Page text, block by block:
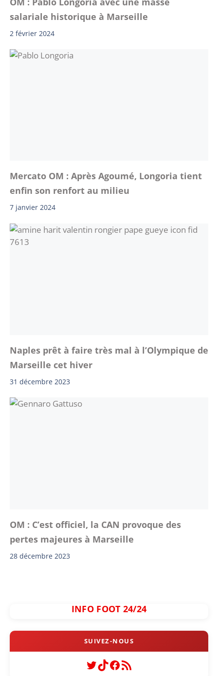
salariale historique à Marseille
2 février 2024
Mercato OM : Après Agoumé, Longoria tient
enfin son renfort au milieu
7 janvier 2024
Naples prêt à faire très mal à l’Olympique de
Marseille cet hiver
31 décembre 2023
OM : C’est officiel, la CAN provoque des
pertes majeures à Marseille
28 décembre 2023
INFO FOOT 24/24
Twitter
TikTok
Facebook
Flux RSS